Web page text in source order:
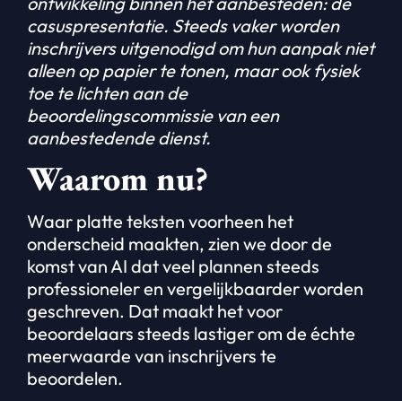
casuspresentatie. Steeds vaker worden
inschrijvers uitgenodigd om hun aanpak niet
alleen op papier te tonen, maar ook fysiek
toe te lichten aan de
beoordelingscommissie van een
aanbestedende dienst.
Waarom nu?
Waar platte teksten voorheen het
onderscheid maakten, zien we door de
komst van AI dat veel plannen steeds
professioneler en vergelijkbaarder worden
geschreven. Dat maakt het voor
beoordelaars steeds lastiger om de échte
meerwaarde van inschrijvers te
beoordelen.